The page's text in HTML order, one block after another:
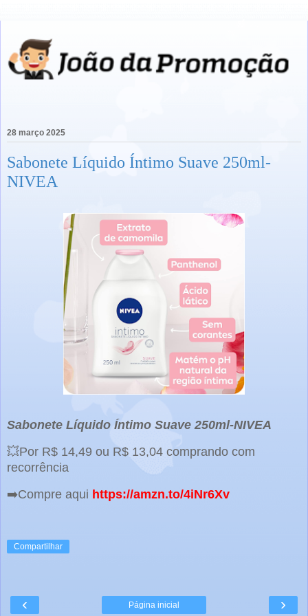
28 março 2025
Sabonete Líquido Íntimo Suave 250ml-
NIVEA
Sabonete Líquido Íntimo Suave 250ml-NIVEA
💥Por R$ 14,49 ou R$ 13,04 comprando com
recorrência
➡️Compre aqui https://amzn.to/4iNr6Xv
Compartilhar
‹ ›
Página inicial